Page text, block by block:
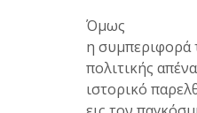
Όμως
η συμπεριφορά
πολιτικής
ιστορικό